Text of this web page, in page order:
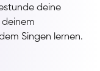
deine
Singen lernen.